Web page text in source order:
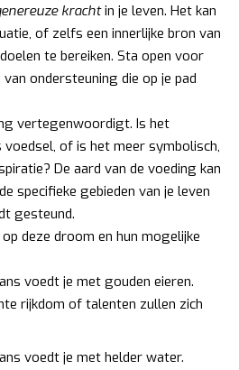
krachtin je leven. Het kan
of zelfs een innerlijke bron van
te bereiken. Sta open voor
ondersteuning die op je pad
vertegenwoordigt. Is het
of is het meer symbolisch,
De aard van de voeding kan
specifieke gebieden van je leven
gesteund.
deze droom en hun mogelijke
voedt je met gouden eieren.
rijkdom of talenten zullen zich
voedt je met helder water.